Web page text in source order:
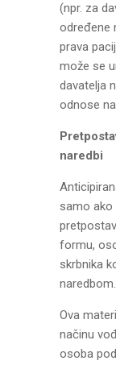
(npr. za
određene
prava
može se
davatelja
odnose
naredbi
samo ako
formu,
skrbnika
naredbom.
Ova
načinu
osoba